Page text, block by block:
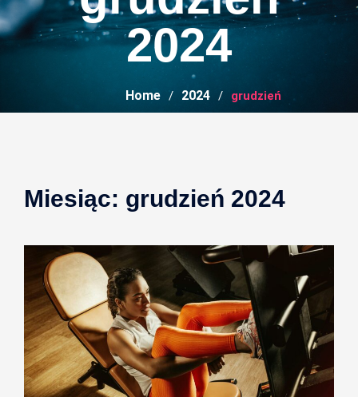
2024
Home 2024 grudzień
Miesiąc: grudzień 2024